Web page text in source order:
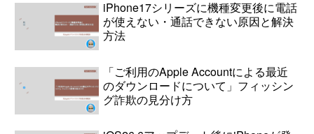
iPhone17シリーズに機種変更後に電話
が使えない・通話できない原因と解決
方法
「ご利用のApple Accountによる最近
のダウンロードについて」フィッシン
グ詐欺の見分け方